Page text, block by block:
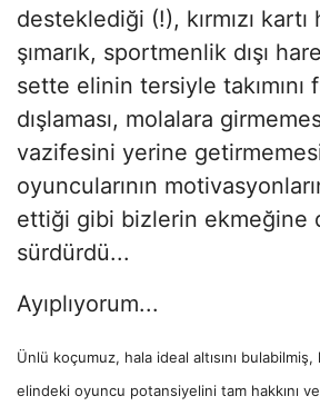
desteklediği (!), kırmızı
şımarık, sportmenlik dışı
sette elinin tersiyle takımını
dışlaması, molalara
vazifesini yerine
oyuncularının
ettiği gibi bizlerin ekmeğine
sürdürdü...
Ayıplıyorum...
Ünlü koçumuz, hala ideal altısını
elindeki oyuncu potansiyelini tam hakkını